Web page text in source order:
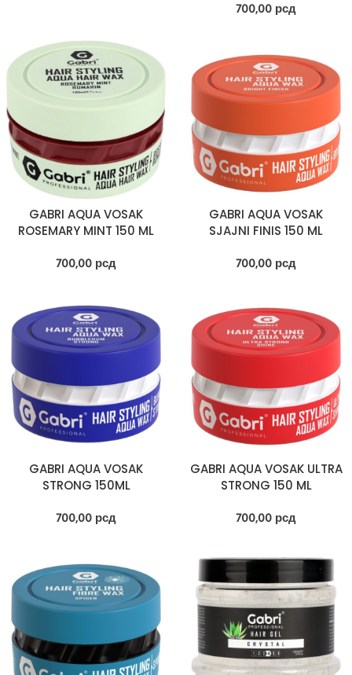
700,00 рсд
GABRI AQUA VOSAK
ROSEMARY MINT 150 ML
700,00 рсд
GABRI AQUA VOSAK
SJAJNI FINIS 150 ML
700,00 рсд
GABRI AQUA VOSAK
STRONG 150ML
700,00 рсд
GABRI AQUA VOSAK ULTRA
STRONG 150 ML
700,00 рсд